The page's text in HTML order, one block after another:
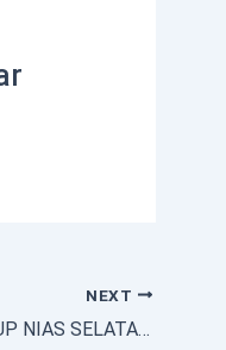
NEXT
BUPATI DAN WABUP NIAS SELATAN MONITORING PEMBANGUNAN INFRASTRUKTUR JALAN MENUJU ONOLALU